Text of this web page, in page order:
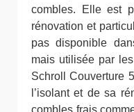
combles. Elle est
rénovation et
pas disponible
mais utilisée par
Schroll Couverture
l’isolant et de sa